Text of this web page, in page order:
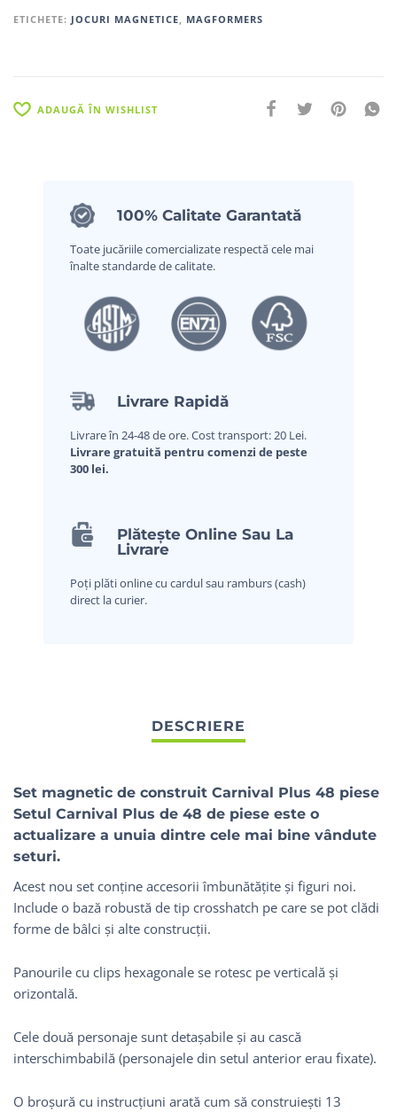
ETICHETE: JOCURI MAGNETICE MAGFORMERS
ADAUGĂ ÎN WISHLIST
100% Calitate Garantată
Toate jucăriile comercializate respectă cele mai
înalte standarde de calitate.
Livrare Rapidă
Livrare în 24-48 de ore. Cost transport: 20 Lei.
Livrare gratuită pentru comenzi de peste
300 lei.
Plătește Online Sau La
Livrare
Poți plăti online cu cardul sau ramburs (cash)
direct la curier.
Set magnetic de construit Carnival Plus 48 piese
Setul Carnival Plus de 48 de piese este o
actualizare a unuia dintre cele mai bine vândute
seturi.
Acest nou set conține accesorii îmbunătățite și figuri noi.
Include o bază robustă de tip crosshatch pe care se pot clădi
forme de bâlci și alte construcții.
Panourile cu clips hexagonale se rotesc pe verticală și
orizontală.
Cele două personaje sunt detașabile și au cască
interschimbabilă (personajele din setul anterior erau fixate).
O broșură cu instrucțiuni arată cum să construiești 13